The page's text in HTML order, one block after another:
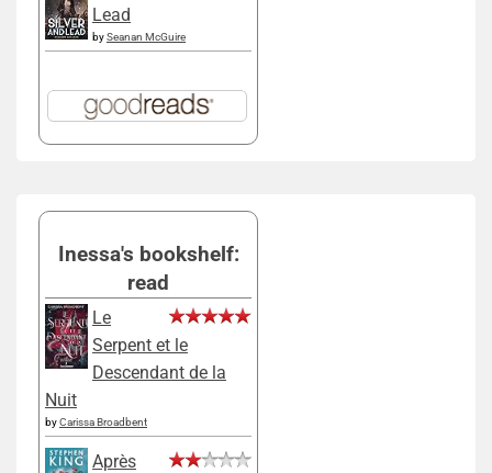
Lead
bySeanan McGuire
Inessa's bookshelf:
read
Le
Serpent et le
Descendant de la
Nuit
byCarissa Broadbent
Après